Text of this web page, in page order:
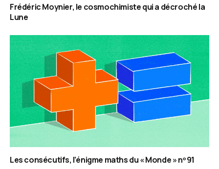
Frédéric Moynier, le cosmochimiste qui a décroché la
Lune
Les consécutifs, l’énigme maths du « Monde » nᵒ 91